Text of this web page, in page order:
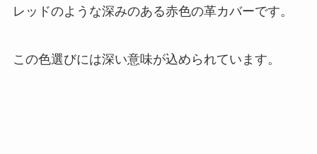
レッドのような深みのある赤色の革カバーです。
この色選びには深い意味が込められています。